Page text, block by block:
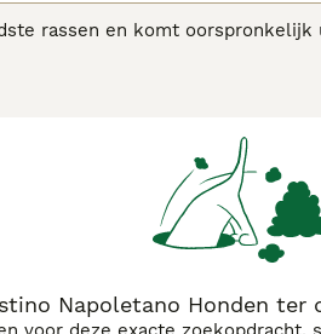
rassen en komt
rond hun gezicht en nek.
Napoletano Honden ter